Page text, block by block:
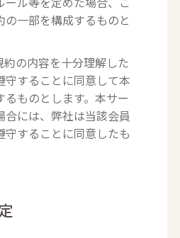
の一部を構成するものと
の内容を十分理解した
守することに同意して本
ものとします。本サー
合には、弊社は当該会員
守することに同意したも